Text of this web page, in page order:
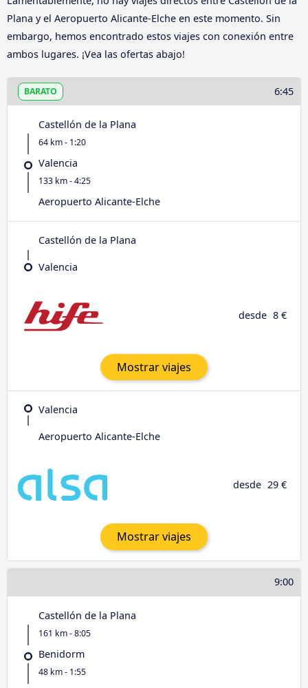
Plana y el Aeropuerto Alicante-Elche en este momento. Sin
embargo, hemos encontrado estos viajes con conexión entre
ambos lugares. ¡Vea las ofertas abajo!
BARATO 6:45
Castellón de la Plana
64 km - 1:20
Valencia
133 km - 4:25
Aeropuerto Alicante-Elche
Castellón de la Plana
Valencia
desde 8 €
Mostrar viajes
Valencia
Aeropuerto Alicante-Elche
desde 29 €
Mostrar viajes
9:00
Castellón de la Plana
161 km - 8:05
Benidorm
48 km - 1:55